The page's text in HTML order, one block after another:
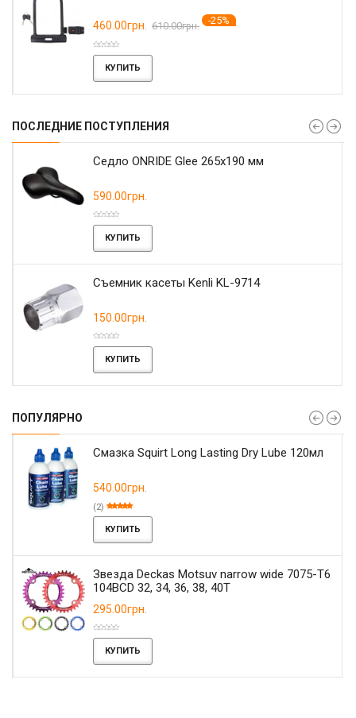
460.00грн. 610.00грн. -25%
КУПИТЬ
ПОСЛЕДНИЕ ПОСТУПЛЕНИЯ
Седло ONRIDE Glee 265x190 мм
590.00грн.
КУПИТЬ
Съемник касеты Kenli KL-9714
150.00грн.
КУПИТЬ
ПОПУЛЯРНО
Смазка Squirt Long Lasting Dry Lube 120мл
540.00грн.
(2)
КУПИТЬ
Звезда Deckas Motsuv narrow wide 7075-T6
104BCD 32, 34, 36, 38, 40T
295.00грн.
КУПИТЬ